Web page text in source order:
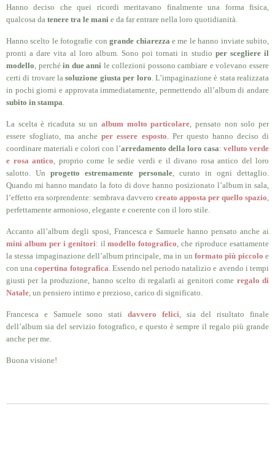
Hanno deciso che quei ricordi meritavano finalmente una forma fisica,
qualcosa da tenere tra le mani e da far entrare nella loro quotidianità.
Hanno scelto le fotografie congrande chiarezza e me le hanno inviate subito,
pronti a dare vita al loro album. Sono poi tornati in studio per scegliere il
modello, perchéin due anni le collezioni possono cambiare e volevano essere
certi di trovare lasoluzione giusta per loro. L’impaginazione è stata realizzata
in pochi giorni e approvata immediatamente, permettendo all’album di andare
subito in stampa.
La scelta è ricaduta su un album molto particolare, pensato non solo per
essere sfogliato, ma ancheper essere esposto. Per questo hanno deciso di
coordinare materiali e colori con l’arredamento della loro casa: velluto verde
e rosa antico, proprio come le sedie verdi e il divano rosa antico del loro
salotto. Unprogetto estremamente personale, curato in ogni dettaglio.
Quando mi hanno mandato la foto di dove hanno posizionato l’album in sala,
l’effetto era sorprendente: sembrava davvero creato apposta per quello spazio,
perfettamente armonioso, elegante e coerente con il loro stile.
Accanto all’album degli sposi, Francesca e Samuele hanno pensato anche ai
mini album per i genitori: ilmodello fotografico, che riproduce esattamente
la stessa impaginazione dell’album principale, ma in un formato più piccolo e
con unacopertina fotografica. Essendo nel periodo natalizio e avendo i tempi
giusti per la produzione, hanno scelto di regalarli ai genitori come regalo di
Natale, un pensiero intimo e prezioso, carico di significato.
Francesca e Samuele sono stati davvero felici, sia del risultato finale
dell’album sia del servizio fotografico, e questo è sempre il regalo più grande
anche per me.
Buona visione!